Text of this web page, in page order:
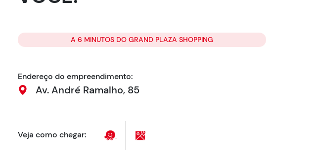
A 6 MINUTOS DO GRAND PLAZA SHOPPING
Endereço do empreendimento:
Av. André Ramalho, 85
Veja como chegar: